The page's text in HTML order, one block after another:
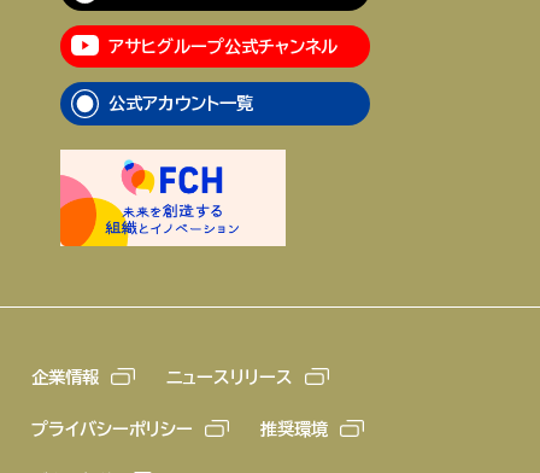
アサヒグループ公式チャンネル
公式アカウント一覧
企業情報 ニュースリリース
プライバシーポリシー 推奨環境